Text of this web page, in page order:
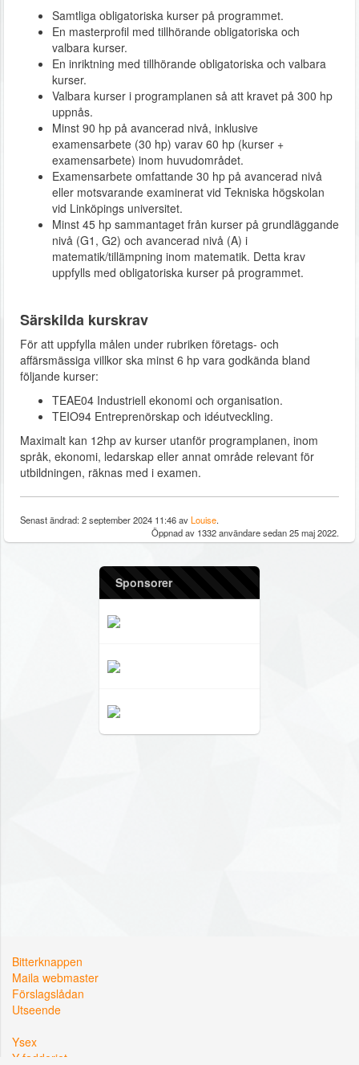
Samtliga obligatoriska kurser på programmet.
En masterprofil med tillhörande obligatoriska och
valbara kurser.
En inriktning med tillhörande obligatoriska och valbara
kurser.
Valbara kurser i programplanen så att kravet på 300 hp
uppnås.
Minst 90 hp på avancerad nivå, inklusive
examensarbete (30 hp) varav 60 hp (kurser +
examensarbete) inom huvudområdet.
Examensarbete omfattande 30 hp på avancerad nivå
eller motsvarande examinerat vid Tekniska högskolan
vid Linköpings universitet.
Minst 45 hp sammantaget från kurser på grundläggande
nivå (G1, G2) och avancerad nivå (A) i
matematik/tillämpning inom matematik. Detta krav
uppfylls med obligatoriska kurser på programmet.
Särskilda kurskrav
För att uppfylla målen under rubriken företags- och
affärsmässiga villkor ska minst 6 hp vara godkända bland
följande kurser:
TEAE04 Industriell ekonomi och organisation.
TEIO94 Entreprenörskap och idéutveckling.
Maximalt kan 12hp av kurser utanför programplanen, inom
språk, ekonomi, ledarskap eller annat område relevant för
utbildningen, räknas med i examen.
Senast ändrad: 2 september 2024 11:46 avLouise.
Öppnad av 1332 användare sedan 25 maj 2022.
Sponsorer
Bitterknappen
Maila webmaster
Förslagslådan
Utseende
Ysex
Y-fadderiet